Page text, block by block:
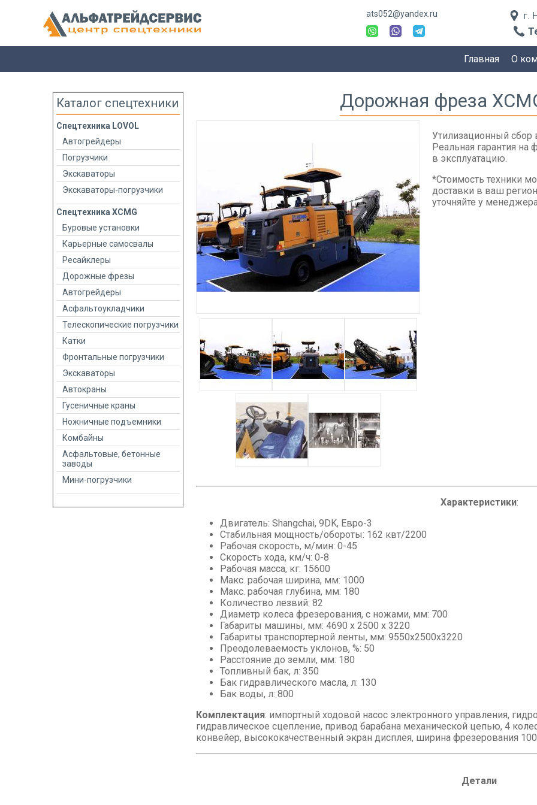
ats052@yandex.ru
г.
Главная О
Каталог спецтехники
Спецтехника LOVOL
Автогрейдеры
Погрузчики
Экскаваторы
Экскаваторы-погрузчики
Спецтехника XCMG
Буровые установки
Карьерные самосвалы
Ресайклеры
Дорожные фрезы
Автогрейдеры
Асфальтоукладчики
Телескопические погрузчики
Катки
Фронтальные погрузчики
Экскаваторы
Автокраны
Гусеничные краны
Ножничные подъемники
Комбайны
Асфальтовые, бетонные
заводы
Мини-погрузчики
Дорожная фреза
Утилизационный сбор
Реальная гарантия
в эксплуатацию.
*Стоимость техники
доставки в ваш
уточняйте у
Характеристики:
Двигатель: Shangchai, 9DK, Евро-3
Стабильная мощность/обороты: 162 квт/2200
Рабочая скорость, м/мин: 0-45
Скорость хода, км/ч: 0-8
Рабочая масса, кг: 15600
Макс. рабочая ширина, мм: 1000
Макс. рабочая глубина, мм: 180
Количество лезвий: 82
Диаметр колеса фрезерования, с ножами, мм: 700
Габариты машины, мм: 4690 x 2500 x 3220
Габариты транспортерной ленты, мм: 9550x2500x3220
Преодолеваемость уклонов, %: 50
Расстояние до земли, мм: 180
Топливный бак, л: 350
Бак гидравлического масла, л: 130
Бак воды, л: 800
Комплектация: импортный ходовой насос электронного управления,
гидравлическое сцепление, привод барабана механической цепью, 4
конвейер, высококачественный экран дисплея, ширина фрезерования
Детали